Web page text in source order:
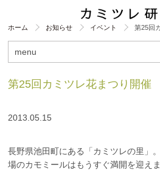
ホーム お知らせ イベント 第25回
menu
第25回カミツレ花まつり開催
2013.05.15
長野県池田町にある「カミツレの里」
場のカモミールはもうすぐ満開を迎えま